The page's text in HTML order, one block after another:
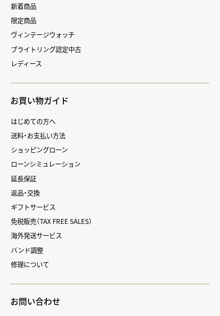
新着商品
限定商品
ヴィンテージウォッチ
ブライトリング認定中古
レディース
お買い物ガイド
はじめての方へ
送料・お支払い方法
ショッピングローン
ローンシミュレーション
延長保証
返品・交換
ギフトサービス
免税販売（TAX FREE SALES）
海外発送サービス
バンド調整
修理について
お問い合わせ